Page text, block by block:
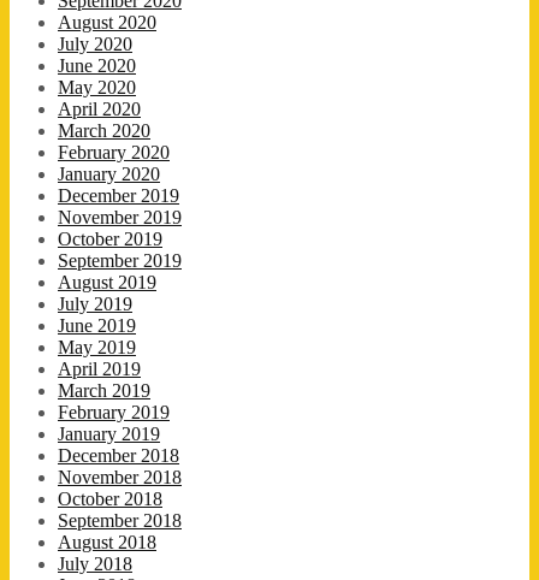
August 2020
July 2020
June 2020
May 2020
April 2020
March 2020
February 2020
January 2020
December 2019
November 2019
October 2019
September 2019
August 2019
July 2019
June 2019
May 2019
April 2019
March 2019
February 2019
January 2019
December 2018
November 2018
October 2018
September 2018
August 2018
July 2018